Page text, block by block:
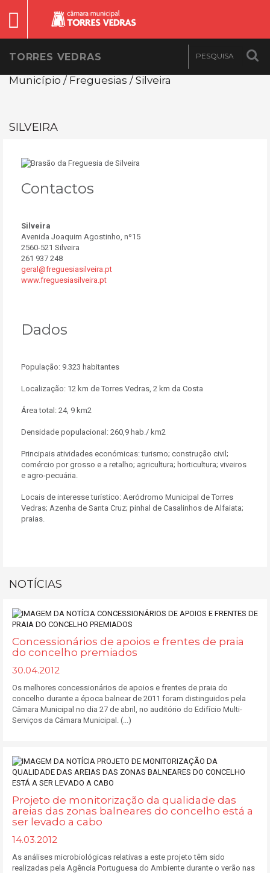
TORRES VEDRAS
Município / Freguesias / Silveira
SILVEIRA
Contactos
Silveira
Avenida Joaquim Agostinho, nº15
2560-521 Silveira
261 937 248
geral@freguesiasilveira.pt
www.freguesiasilveira.pt
Dados
População: 9.323 habitantes
Localização: 12 km de Torres Vedras, 2 km da Costa
Área total: 24, 9 km2
Densidade populacional: 260,9 hab./ km2
Principais atividades económicas: turismo; construção civil;
comércio por grosso e a retalho; agricultura; horticultura; viveiros
e agro-pecuária.
Locais de interesse turístico: Aeródromo Municipal de Torres
Vedras; Azenha de Santa Cruz; pinhal de Casalinhos de Alfaiata;
praias.
NOTÍCIAS
Concessionários de apoios e frentes de praia
do concelho premiados
30.04.2012
Os melhores concessionários de apoios e frentes de praia do
concelho durante a época balnear de 2011 foram distinguidos pela
Câmara Municipal no dia 27 de abril, no auditório do Edifício Multi-
Serviços da Câmara Municipal. (...)
Projeto de monitorização da qualidade das
areias das zonas balneares do concelho está a
ser levado a cabo
14.03.2012
As análises microbiológicas relativas a este projeto têm sido
realizadas pela Agência Portuguesa do Ambiente durante o verão nas